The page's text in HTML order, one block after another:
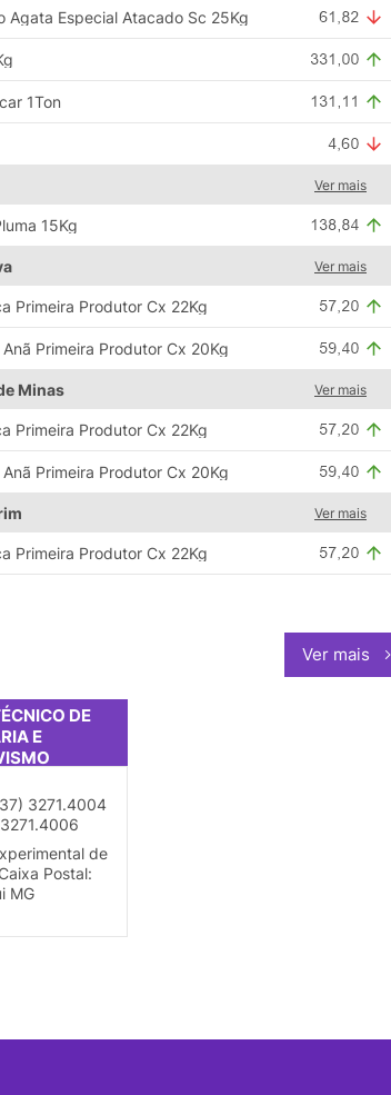
Agata Especial Atacado Sc 25Kg
1Ton
Ver mais
15Kg
Ver mais
Primeira Produtor Cx 22Kg
Primeira Produtor Cx 20Kg
Minas Ver mais
Primeira Produtor Cx 22Kg
Primeira Produtor Cx 20Kg
Ver mais
Primeira Produtor Cx 22Kg
Ver mais
DE
E
3271.4004
de
Postal:
MG